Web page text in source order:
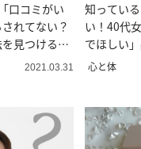
口コミがい
れてない？
見つけるた
2021.03.31
知ってい
い！40代
でほしい
「読むサプ
心と体